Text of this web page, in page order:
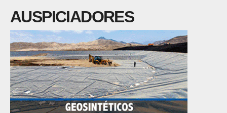
AUSPICIADORES